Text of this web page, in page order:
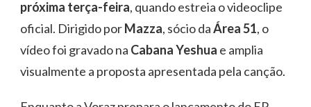
próxima terça-feira, quando estreia o videoclipe
oficial. Dirigido porMazza, sócio daÁrea 51, o
vídeo foi gravado na Cabana Yeshua e amplia
visualmente a proposta apresentada pela canção.